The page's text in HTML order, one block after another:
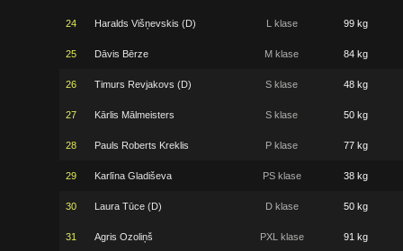
24 Haralds Višņevskis (D) L klase 99 kg
25 Dāvis Bērze M klase 84 kg
26 Timurs Revjakovs (D) S klase 48 kg
27 Kārlis Mālmeisters S klase 50 kg
28 Pauls Roberts Kreklis P klase 77 kg
29 Karlīna Gladiševa PS klase 38 kg
30 Laura Tūce (D) D klase 50 kg
31 Agris Ozoliņš PXL klase 91 kg